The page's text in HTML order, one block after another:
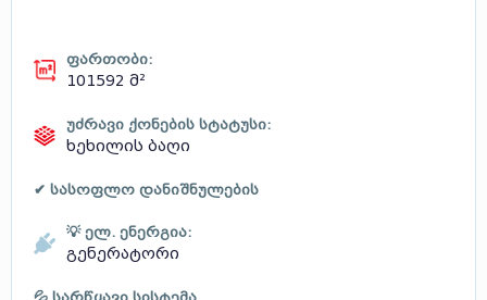
ფართობი:
101592 მ²
უძრავი ქონების სტატუსი:
ხეხილის ბაღი
✔ სასოფლო დანიშნულების
💡 ელ. ენერგია:
გენერატორი